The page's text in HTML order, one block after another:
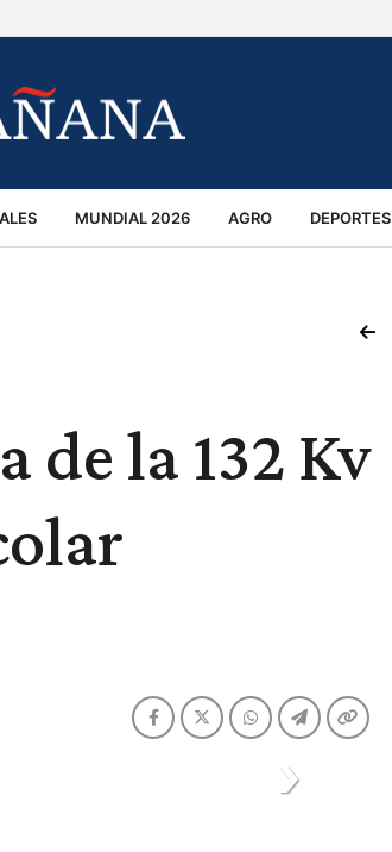
MUNDIAL 2026 AGRO DEPORTES
de la 132 Kv